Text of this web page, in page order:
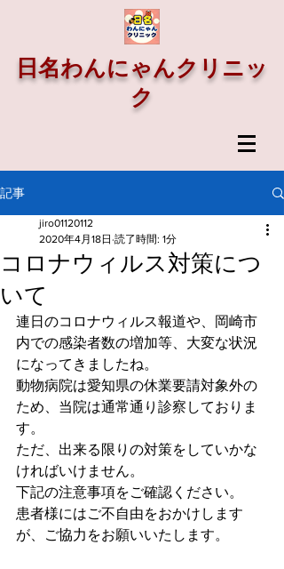
日名わんにゃんクリニッ
ク
記事
コロナウィルス対策につ
いて
jiro01120112
2020年4月18日 読了時間: 1分
連日のコロナウィルス報道や、岡崎市
内での感染者数の増加等、大変な状況
になってきましたね。
動物病院は愛知県の休業要請対象外の
ため、当院は通常通り診察しておりま
す。
ただ、出来る限りの対策をしていかな
ければいけません。
下記の注意事項をご確認ください。
患者様にはご不自由をおかけします
が、ご協力をお願いいたします。